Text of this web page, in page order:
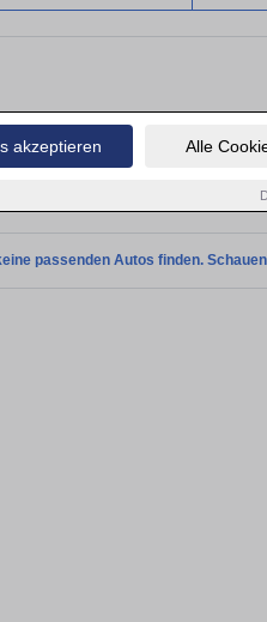
akzeptieren Alle
Finden Sie in
Auris Gebrauchtwagen?
passenden Autos finden.